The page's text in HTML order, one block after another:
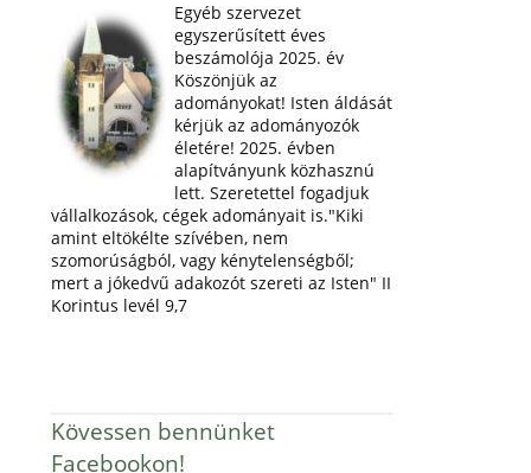
Egyéb szervezet
egyszerűsített éves
beszámolója 2025. év
Köszönjük az
adományokat! Isten áldását
kérjük az adományozók
életére! 2025. évben
alapítványunk közhasznú
lett. Szeretettel fogadjuk
vállalkozások, cégek adományait is."Kiki
amint eltökélte szívében, nem
szomorúságból, vagy kénytelenségből;
mert a jókedvű adakozót szereti az Isten" II
Korintus levél 9,7
Kövessen bennünket
Facebookon!